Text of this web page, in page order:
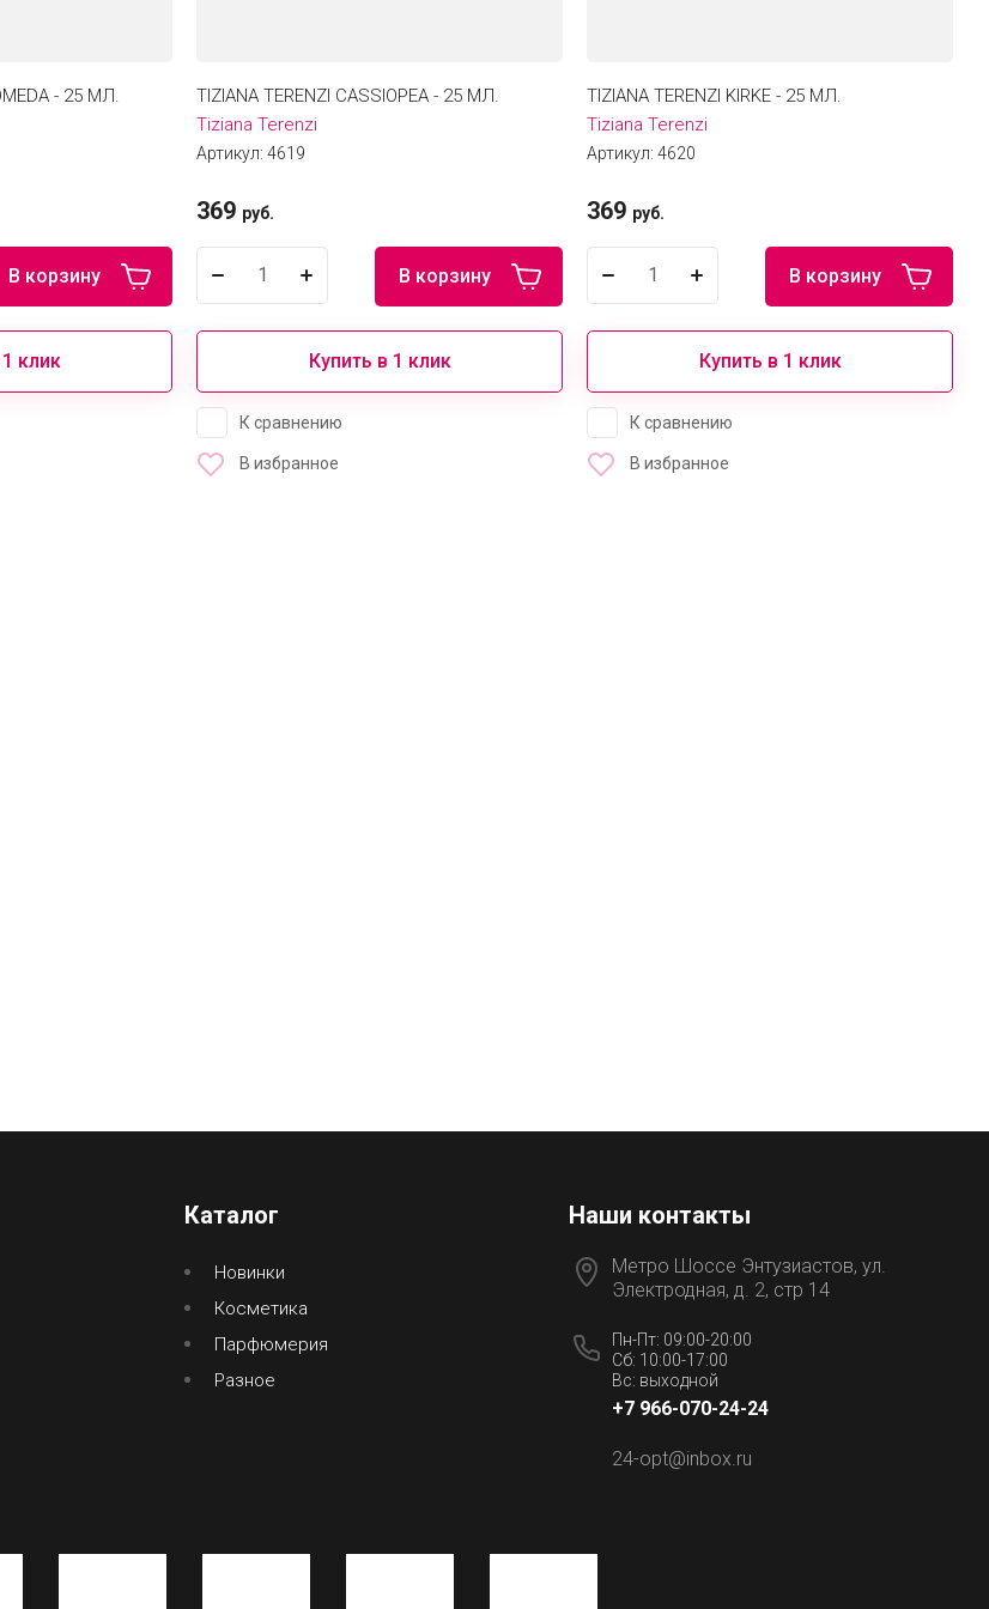
- 25 МЛ.
В корзину
клик
TIZIANA TERENZI CASSIOPEA - 25 МЛ.
Tiziana Terenzi
Артикул: 4619
369 руб.
В корзину
Купить в 1 клик
К сравнению
В избранное
TIZIANA TERENZI KIRKE - 25 МЛ.
Tiziana Terenzi
Артикул: 4620
369 руб.
В корзину
Купить в 1 клик
К сравнению
В избранное
Каталог
Новинки
Косметика
Парфюмерия
Разное
Наши контакты
Метро Шоссе Энтузиастов, ул.
Электродная, д. 2, стр 14
Пн-Пт: 09:00-20:00
Сб: 10:00-17:00
Вс: выходной
+7 966-070-24-24
24-opt@inbox.ru